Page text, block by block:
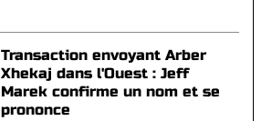
Transaction envoyant Arber
Xhekaj dans l'Ouest : Jeff
Marek confirme un nom et se
prononce